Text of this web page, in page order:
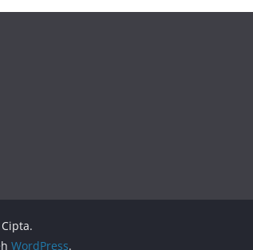
WordPress.